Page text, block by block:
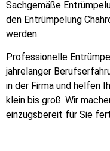
Sachgemäße
den Entrümpelung
werden.
Professionelle
jahrelanger
in der Firma und helfen
klein bis groß. Wir
einzugsbereit für Sie